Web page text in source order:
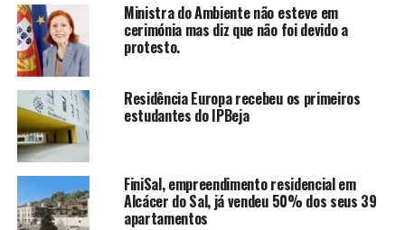
Ministra do Ambiente não esteve em
cerimónia mas diz que não foi devido a
protesto.
Residência Europa recebeu os primeiros
estudantes do IPBeja
FiniSal, empreendimento residencial em
Alcácer do Sal, já vendeu 50% dos seus 39
apartamentos